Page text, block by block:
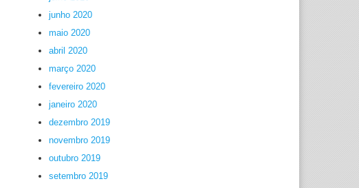
junho 2020
maio 2020
abril 2020
março 2020
fevereiro 2020
janeiro 2020
dezembro 2019
novembro 2019
outubro 2019
setembro 2019